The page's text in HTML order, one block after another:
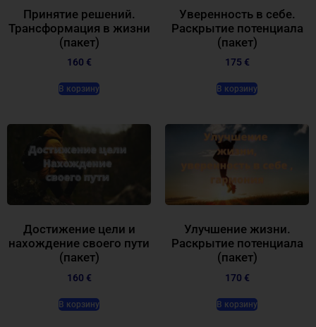
Принятие решений.
Трансформация в жизни
(пакет)
160 €
В корзину
Уверенность в себе.
Раскрытие потенциала
(пакет)
175 €
В корзину
Достижение цели и
нахождение своего пути
(пакет)
160 €
В корзину
Улучшение жизни.
Раскрытие потенциала
(пакет)
170 €
В корзину